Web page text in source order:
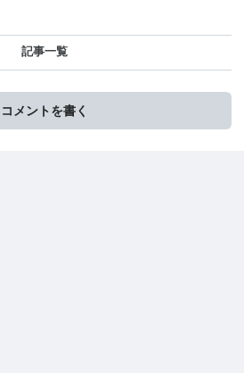
記事一覧
コメントを書く